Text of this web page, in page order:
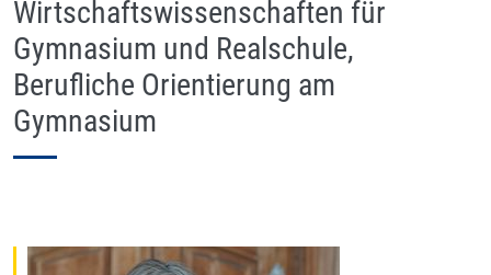
Wirtschaftswissenschaften für
Gymnasium und Realschule,
Berufliche Orientierung am
Gymnasium